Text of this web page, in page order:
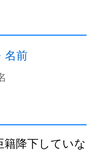
名前
降下していな